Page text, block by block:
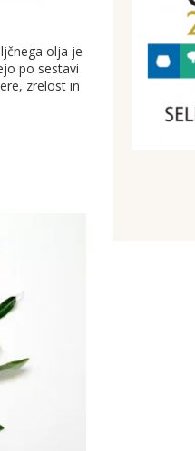
olja je
po sestavi
zrelost in